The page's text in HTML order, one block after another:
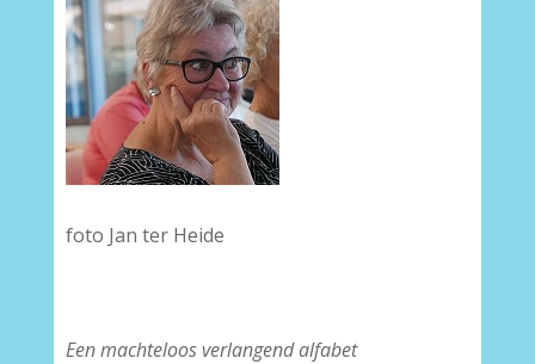
foto Jan ter Heide
Een machteloos verlangend alfabet